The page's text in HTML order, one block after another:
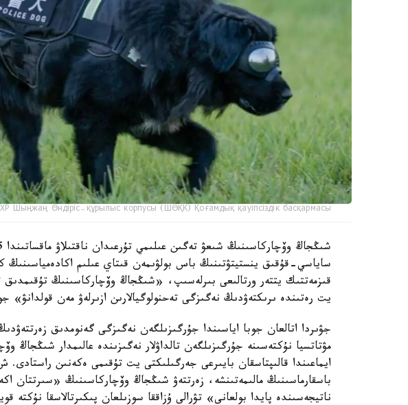
Шыңжаң Өндіріс-құрылыс корпусы (ШӨҚК) Қоғамдық қауіпсіздік басқармасы
ساياسي-قۇقىق ينستيتۋتىنىڭ باس بولۋىمەن قىتاي عىلىم اكادەمياسىنىڭ
قىزمەتتىك يتتەر ورتالىعى بىرلەسىپ، «شىڭجاڭ وۆچاركاسىنىڭ تۇقىمدىق
يت رەتىندە ىرىكتەۋدىڭ نەگىزگى تەحنولوگيالارىن ازىرلەۋ مەن قولدانۋ»
جۋىردا اتالعان جوبا اياسىندا جۇرگىزىلگەن نەگىزگى گەنومدىق
مۋتاتسيا نۇكتەسىنە جۇرگىزىلگەن تالداۋلار نەگىزىندە عالىمدار شىڭجاڭ
ايماعىندا قالىپتاسقان بايىرعى جەرگىلىكتى يت تۇقىمى ەكەنىن
باسقارماسىنىڭ مالىمەتىنشە، زەرتتەۋ شىڭجاڭ وۆچاركاسىنىڭ «سىرتتان
ناتيجەسىندە پايدا بولعانى» تۋرالى ۇزاققا سوزىلعان پىكىرتالاسقا نۇكتە